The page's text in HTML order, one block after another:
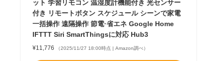
ット 学習リモコン 温湿度計機能付き 光センサー
付き リモートボタン スケジュール シーンで家電
一括操作 遠隔操作 節電·省エネ Google Home
IFTTT Siri SmartThingsに対応 Hub3
¥11,776 （2025/11/27 18:00時点 | Amazon調べ）